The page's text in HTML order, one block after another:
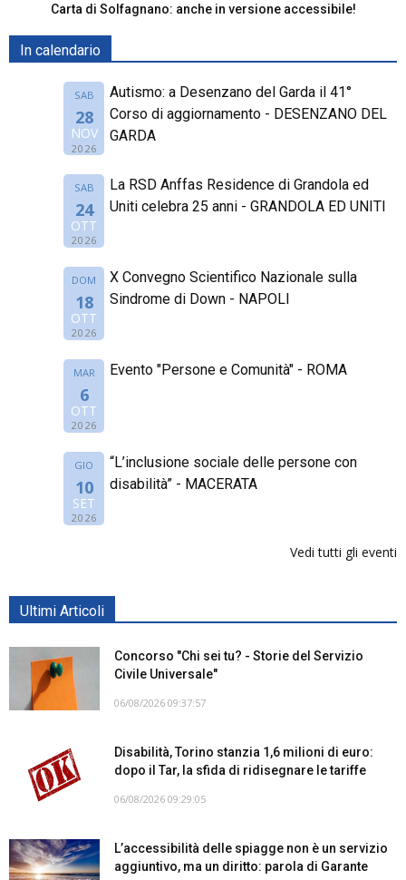
Carta di Solfagnano: anche in versione accessibile!
In calendario
SAB
28
NOV
2026
Autismo: a Desenzano del Garda il 41°
Corso di aggiornamento - DESENZANO DEL
GARDA
SAB
24
OTT
2026
La RSD Anffas Residence di Grandola ed
Uniti celebra 25 anni - GRANDOLA ED UNITI
DOM
18
OTT
2026
X Convegno Scientifico Nazionale sulla
Sindrome di Down - NAPOLI
MAR
6
OTT
2026
Evento "Persone e Comunità" - ROMA
GIO
10
SET
2026
“L’inclusione sociale delle persone con
disabilità” - MACERATA
Vedi tutti gli eventi
Ultimi Articoli
Concorso "Chi sei tu? - Storie del Servizio
Civile Universale"
06/08/2026 09:37:57
Disabilità, Torino stanzia 1,6 milioni di euro:
dopo il Tar, la sfida di ridisegnare le tariffe
06/08/2026 09:29:05
L’accessibilità delle spiagge non è un servizio
aggiuntivo, ma un diritto: parola di Garante